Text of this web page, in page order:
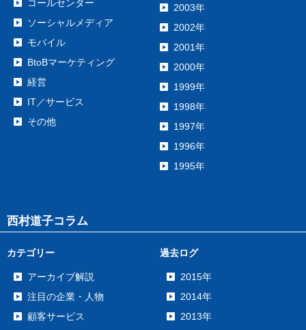
コールセンター
ソーシャルメディア
モバイル
BtoBマーケティング
経営
IT／サービス
その他
2003年
2002年
2001年
2000年
1999年
1998年
1997年
1996年
1995年
西村道子コラム
カテゴリー
アーカイブ解説
注目の企業・人物
顧客サービス
過去ログ
2015年
2014年
2013年